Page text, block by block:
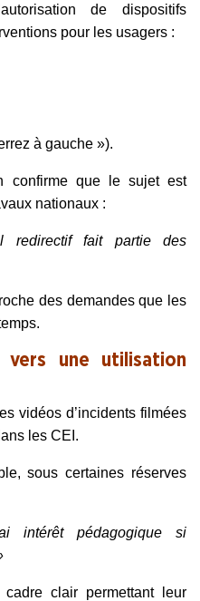
de dispositifs
pour les usagers :
à gauche »).
confirme que le sujet est
nationaux :
redirectif fait partie des
des demandes que les
vers une utilisation
vidéos d’incidents filmées
les CEI.
sous certaines réserves
pédagogique si
clair permettant leur